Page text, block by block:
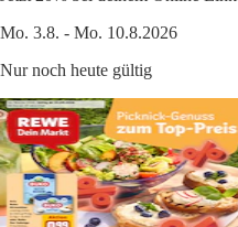
Mo. 3.8. - Mo. 10.8.2026
Nur noch heute gültig